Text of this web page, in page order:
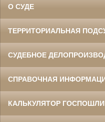
О СУДЕ
ТЕРРИТОРИАЛЬНАЯ
СУДЕБНОЕ
СПРАВОЧНАЯ
КАЛЬКУЛЯТОР